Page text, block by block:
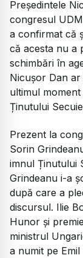
Președintele
congresul
a confirmat că
că acesta nu a
schimbări în
Nicușor Dan ar
ultimul
Ținutului
Prezent la
Sorin
imnul Ținutului
Grindeanu i-a
după care a
discursul. Ilie
Hunor și
ministrul
a numit pe